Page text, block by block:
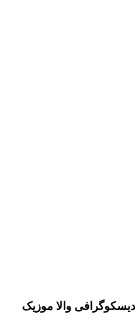
دیسکوگرافی والا موزیک